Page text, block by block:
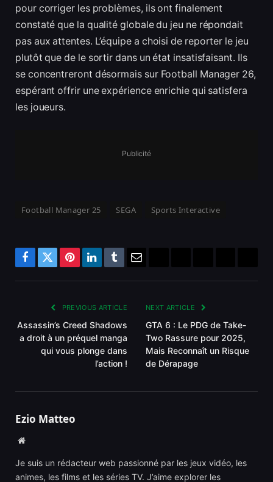
pour corriger les problèmes, ils ont finalement
constaté que la qualité globale du jeu ne répondait
pas aux attentes. L’équipe a choisi de reporter le jeu
plutôt que de le sortir dans un état insatisfaisant. Ils
se concentreront désormais sur Football Manager 26,
espérant offrir une expérience enrichie qui satisfera
les joueurs.
Publicité
Football Manager 25 SEGA Sports Interactive
Facebook
TwitterPinterestLinkedInTumblr
PREVIOUS ARTICLE
Assassin’s Creed Shadows
a droit à un préquel manga
qui vous plonge dans
l’action !
NEXT ARTICLE
GTA 6 : Le PDG de Take-
Two Rassure pour 2025,
Mais Reconnaît un Risque
de Dérapage
Ezio Matteo
Website
Je suis un rédacteur web passionné par les jeux vidéo, les
animes, les films et les séries TV. J’aime explorer les